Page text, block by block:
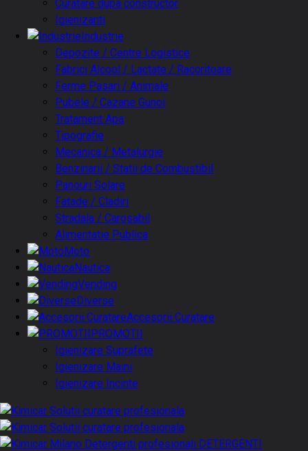
Curatare dupa constructor
Igienizanti
Industrie
Depozite / Centre Logistice
Fabrici Alcool / Lactate / Racoritoare
Ferme Pasari / Animale
Pubele / Cazane Gunoi
Tratament Apa
Tipografie
Mecanica / Metalurgie
Benzinarii / Statii de Combustibil
Panouri Solare
Fatade / Cladiri
Stradala / Carosabil
Alimentatie Publica
Moto
Nautica
Vending
Diverse
Accesorii Curatare
PROMOTII
Igienizare Suprafete
Igienizare Maini
Igienizare Incinte
DETERGENTI